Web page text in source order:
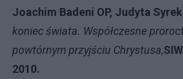
Joachim Badeni OP, Judyta
koniec świata. Współczesne
powtórnym przyjściu Chrystusa,
2010.